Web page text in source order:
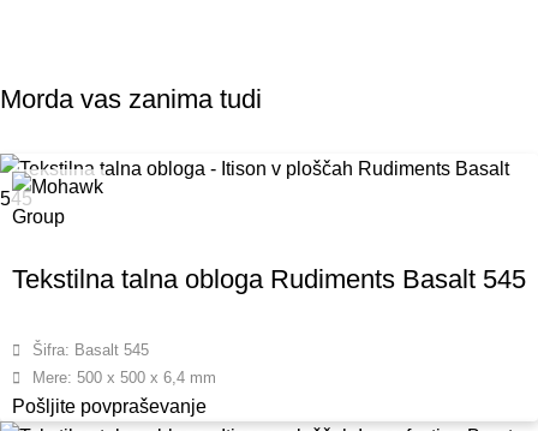
Morda vas zanima tudi
Tekstilna talna obloga Rudiments Basalt 545
Šifra: Basalt 545
Mere: 500 x 500 x 6,4 mm
Pošljite povpraševanje